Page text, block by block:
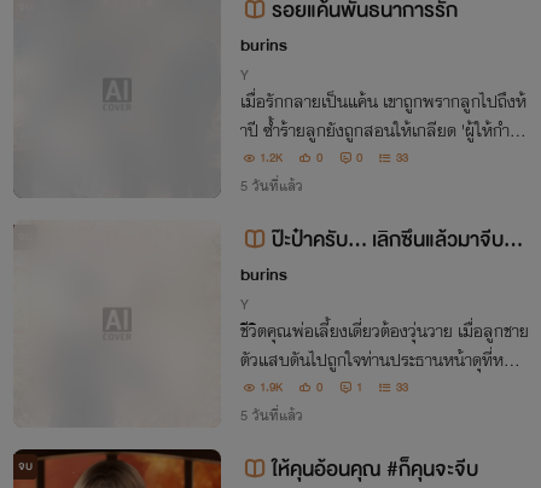
รอยแค้นพันธนาการรัก
burins
Y
เมื่อรักกลายเป็นแค้น เขาถูกพรากลูกไปถึงห้
าปี ซ้ำร้ายลูกยังถูกสอนให้เกลียด 'ผู้ให้กำเนิ
ด' อย่างเขา การทวงคืนสายใยรักจากอดีตคน
รักใจร้ายครั้งนี้... เขาต้องแลกด้วยอะไร?
1.2K 0 0 33
5 วันที่แล้ว
ป๊ะป๋าครับ... เลิกซึนแล้วมาจีบปา
ป๊าสักที!
burins
Y
ชีวิตคุณพ่อเลี้ยงเดี่ยวต้องวุ่นวาย เมื่อลูกชาย
ตัวแสบดันไปถูกใจท่านประธานหน้าดุที่หน้าเ
หมือนตัวเองยังกับแกะ! ปฏิบัติการชงเข้มให้
ป๊ะป๋ากับปาป๊ารักกันจึงเริ่มขึ้น
1.9K 0 1 33
5 วันที่แล้ว
จบ ให้คุนอ้อนคุณ #ก็คุนจะจีบ